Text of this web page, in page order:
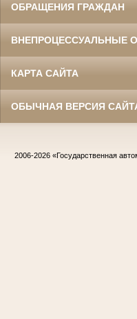
ОБРАЩЕНИЯ ГРАЖДАН
ВНЕПРОЦЕССУАЛЬНЫЕ
КАРТА САЙТА
ОБЫЧНАЯ ВЕРСИЯ
2006-2026 «Государственная